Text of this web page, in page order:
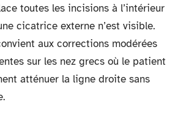
toutes les incisions à l’intérieur
cicatrice externe n’est visible.
aux corrections modérées
sur les nez grecs où le patient
atténuer la ligne droite sans